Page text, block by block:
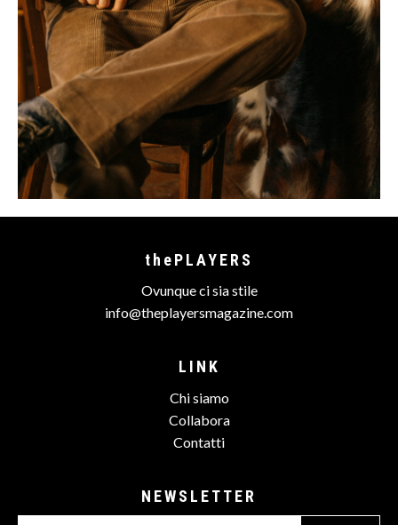
thePLAYERS
Ovunque ci sia stile
info@theplayersmagazine.com
LINK
Chi siamo
Collabora
Contatti
NEWSLETTER